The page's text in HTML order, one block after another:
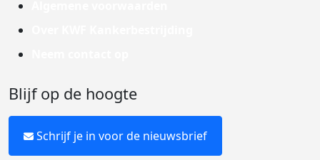
Blijf op de hoogte
Schrijf je in voor de nieuwsbrief